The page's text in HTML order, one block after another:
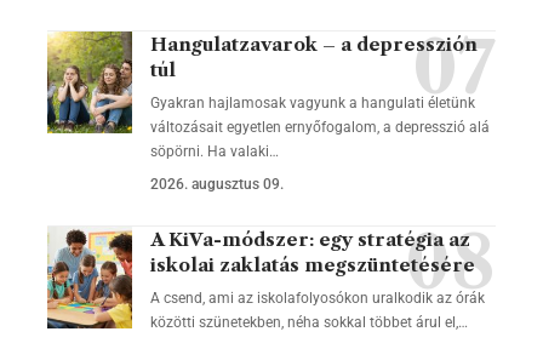
Hangulatzavarok – a depresszión
túl
Gyakran hajlamosak vagyunk a hangulati életünk
változásait egyetlen ernyőfogalom, a depresszió alá
söpörni. Ha valaki…
2026. augusztus 09.
A KiVa-módszer: egy stratégia az
iskolai zaklatás megszüntetésére
A csend, ami az iskolafolyosókon uralkodik az órák
közötti szünetekben, néha sokkal többet árul el,…